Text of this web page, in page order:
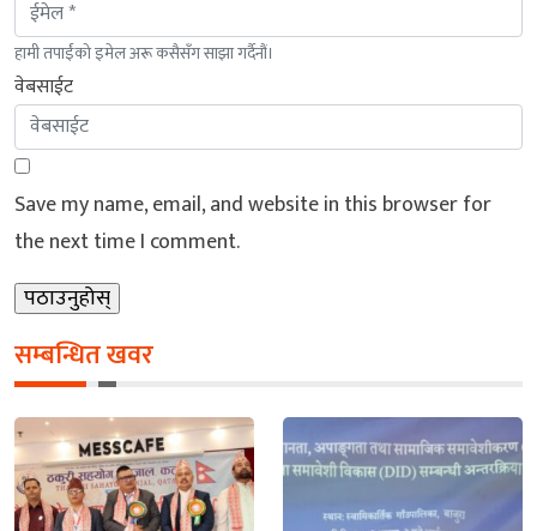
हामी तपाईंको इमेल अरू कसैसँग साझा गर्दैनौं।
वेबसाईट
Save my name, email, and website in this browser for
the next time I comment.
सम्बन्धित खवर